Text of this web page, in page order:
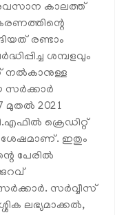
കാലത്ത്
രണ്ടാം
ശമ്പളവും
നൽകാനുള്ള
സർക്കാർ
മുതൽ 2021
ക്രെഡിറ്റ്
ഇതും
പേരിൽ
സർവ്വീസ്
ലഭ്യമാക്കൽ,